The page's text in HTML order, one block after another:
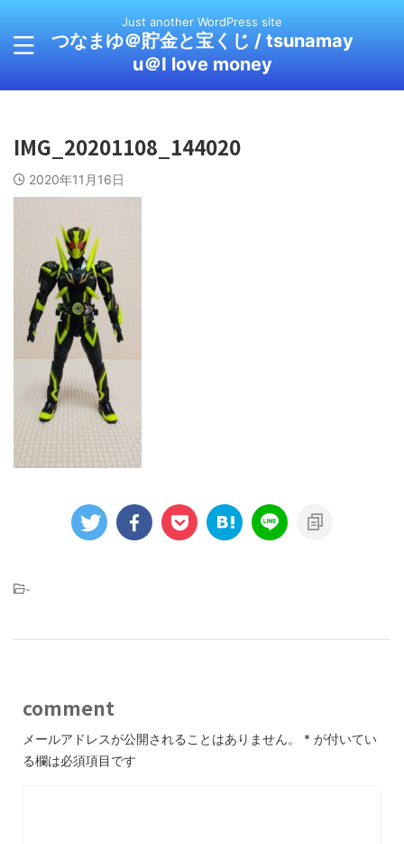
Just another WordPress site
つなまゆ＠貯金と宝くじ / tsunamay
u＠I love money
IMG_20201108_144020
2020年11月16日
-
comment
メールアドレスが公開されることはありません。 * が付いてい
る欄は必須項目です